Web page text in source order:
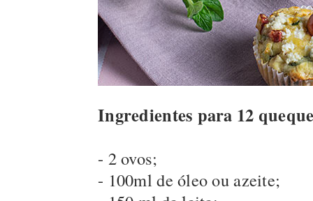
Ingredientes para 12
- 2 ovos;
- 100ml de óleo ou azeite;